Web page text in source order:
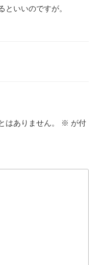
といいのですが。
はありません。 ※ が付